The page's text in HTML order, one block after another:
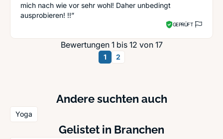
mich nach wie vor sehr wohl! Daher unbedingt
ausprobieren! !!”
GEPRÜFT
Bewertungen 1 bis 12 von 17
1 2
Andere suchten auch
Yoga
Gelistet in Branchen